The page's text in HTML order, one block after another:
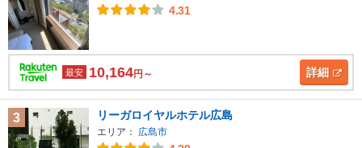
4.31
最安 10,164円～ 詳細
3 リーガロイヤルホテル広島
エリア： 広島市